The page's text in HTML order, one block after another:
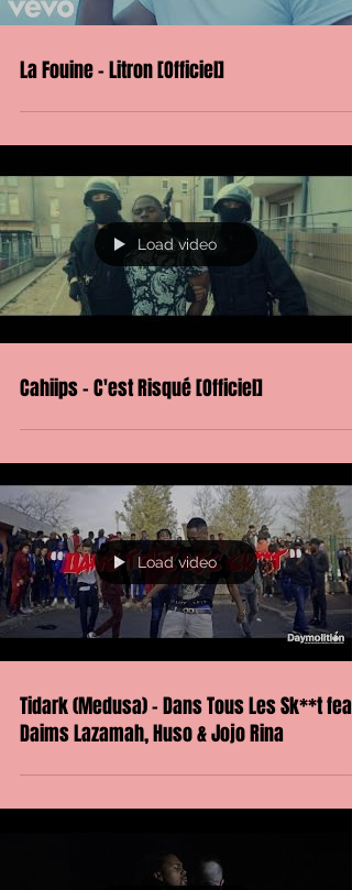
La Fouine - Litron [Officiel]
Load video
Cahiips - C'est Risqué [Officiel]
Load video
Tidark (Medusa) - Dans Tous Les Sk**t feat
Daims Lazamah, Huso & Jojo Rina